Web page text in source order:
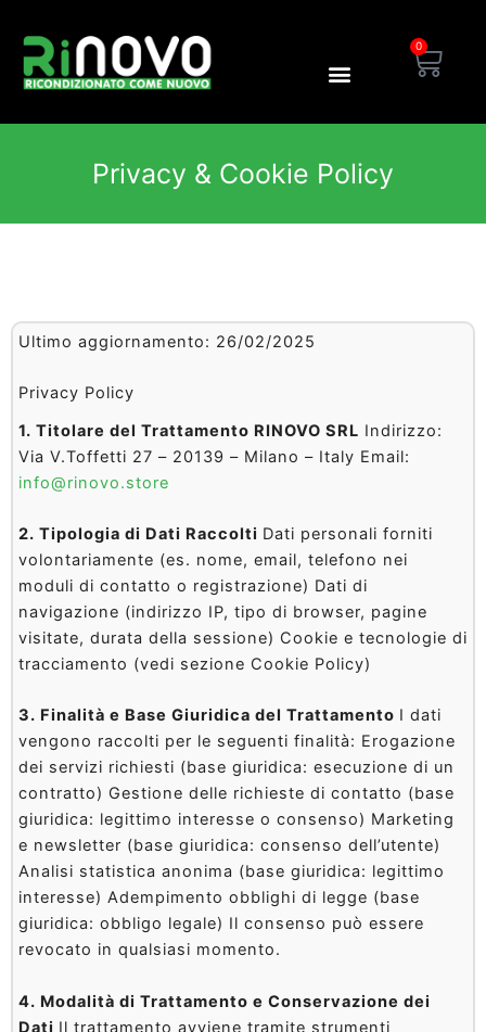
contenuto
0
Privacy & Cookie Policy
Ultimo aggiornamento: 26/02/2025
Privacy Policy
1. Titolare del Trattamento RINOVO SRL Indirizzo:
Via V.Toffetti 27 – 20139 – Milano – Italy Email:
info@rinovo.store
2. Tipologia di Dati Raccolti Dati personali forniti
volontariamente (es. nome, email, telefono nei
moduli di contatto o registrazione) Dati di
navigazione (indirizzo IP, tipo di browser, pagine
visitate, durata della sessione) Cookie e tecnologie di
tracciamento (vedi sezione Cookie Policy)
3. Finalità e Base Giuridica del Trattamento I dati
vengono raccolti per le seguenti finalità: Erogazione
dei servizi richiesti (base giuridica: esecuzione di un
contratto) Gestione delle richieste di contatto (base
giuridica: legittimo interesse o consenso) Marketing
e newsletter (base giuridica: consenso dell’utente)
Analisi statistica anonima (base giuridica: legittimo
interesse) Adempimento obblighi di legge (base
giuridica: obbligo legale) Il consenso può essere
revocato in qualsiasi momento.
4. Modalità di Trattamento e Conservazione dei
Dati Il trattamento avviene tramite strumenti